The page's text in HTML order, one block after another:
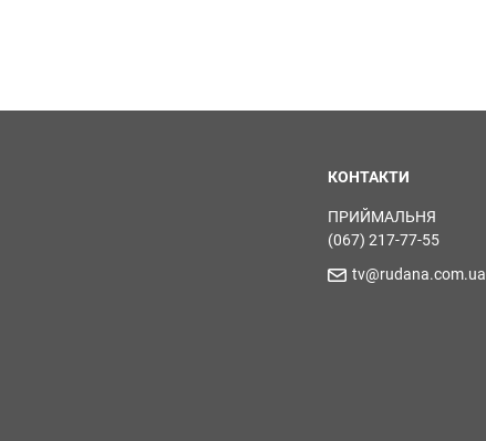
КОНТАКТИ
ПРИЙМАЛЬНЯ
(067) 217-77-55
tv@rudana.com.ua